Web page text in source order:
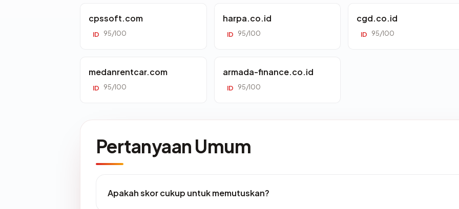
cpssoft.com
ID 95/100
harpa.co.id
ID 95/100
cgd.co.id
ID 95/100
medanrentcar.com
ID 95/100
armada-finance.co.id
ID 95/100
Pertanyaan Umum
Apakah skor cukup untuk memutuskan?